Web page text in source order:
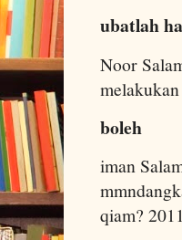
ubatlah
Noor
boleh
iman
qiam?